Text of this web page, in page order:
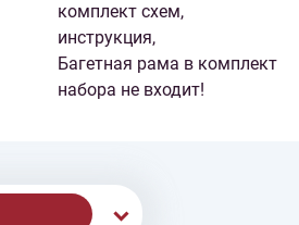
комплект схем,
инструкция,
Багетная рама в комплект
набора не входит!